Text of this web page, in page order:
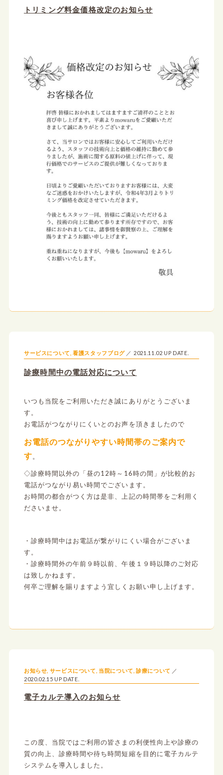
トリミング料金価格改定のお知らせ
診療時間中の電話対応について
サービスについて ,看護スタッフブログ 2021.11.02 UP DATE.
いつも当院をご利用いただき誠にありがとうございま
す。
お電話がつながりにくいとのお声を頂きましたので
お電話のつながりやすい時間帯のご案内で
す。
◇診療時間以外の「昼の12時～16時の間」が比較的お
電話がつながり易い時間でございます。
お時間の都合がつく方は是非、上記の時間帯をご利用く
ださいませ。
・診療時間中はお電話が繋がりにくい場合がございま
す。
・診療時間外の午前９時以前、午後１９時以降のご対応
は致しかねます。
何卒ご理解を賜りますよう宜しくお願い申し上げます。
電子カルテ導入のお知らせ
お知らせ サービスについて 当院について ,診療について
2020.02.15 UP DATE.
この度、当院ではご利用の皆さまの利便性向上や診療の
質の向上、診療時間や待ち時間短縮を目的に電子カルテ
システムを導入しました。